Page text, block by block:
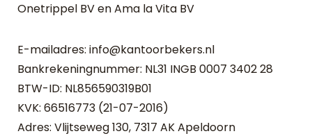
Onetrippel BV en Ama la Vita BV
E-mailadres: info@kantoorbekers.nl
Bankrekeningnummer: NL31 INGB 0007 3402 28
BTW-ID: NL856590319B01
KVK: 66516773 (21-07-2016)
Adres: Vlijtseweg 130, 7317 AK Apeldoorn